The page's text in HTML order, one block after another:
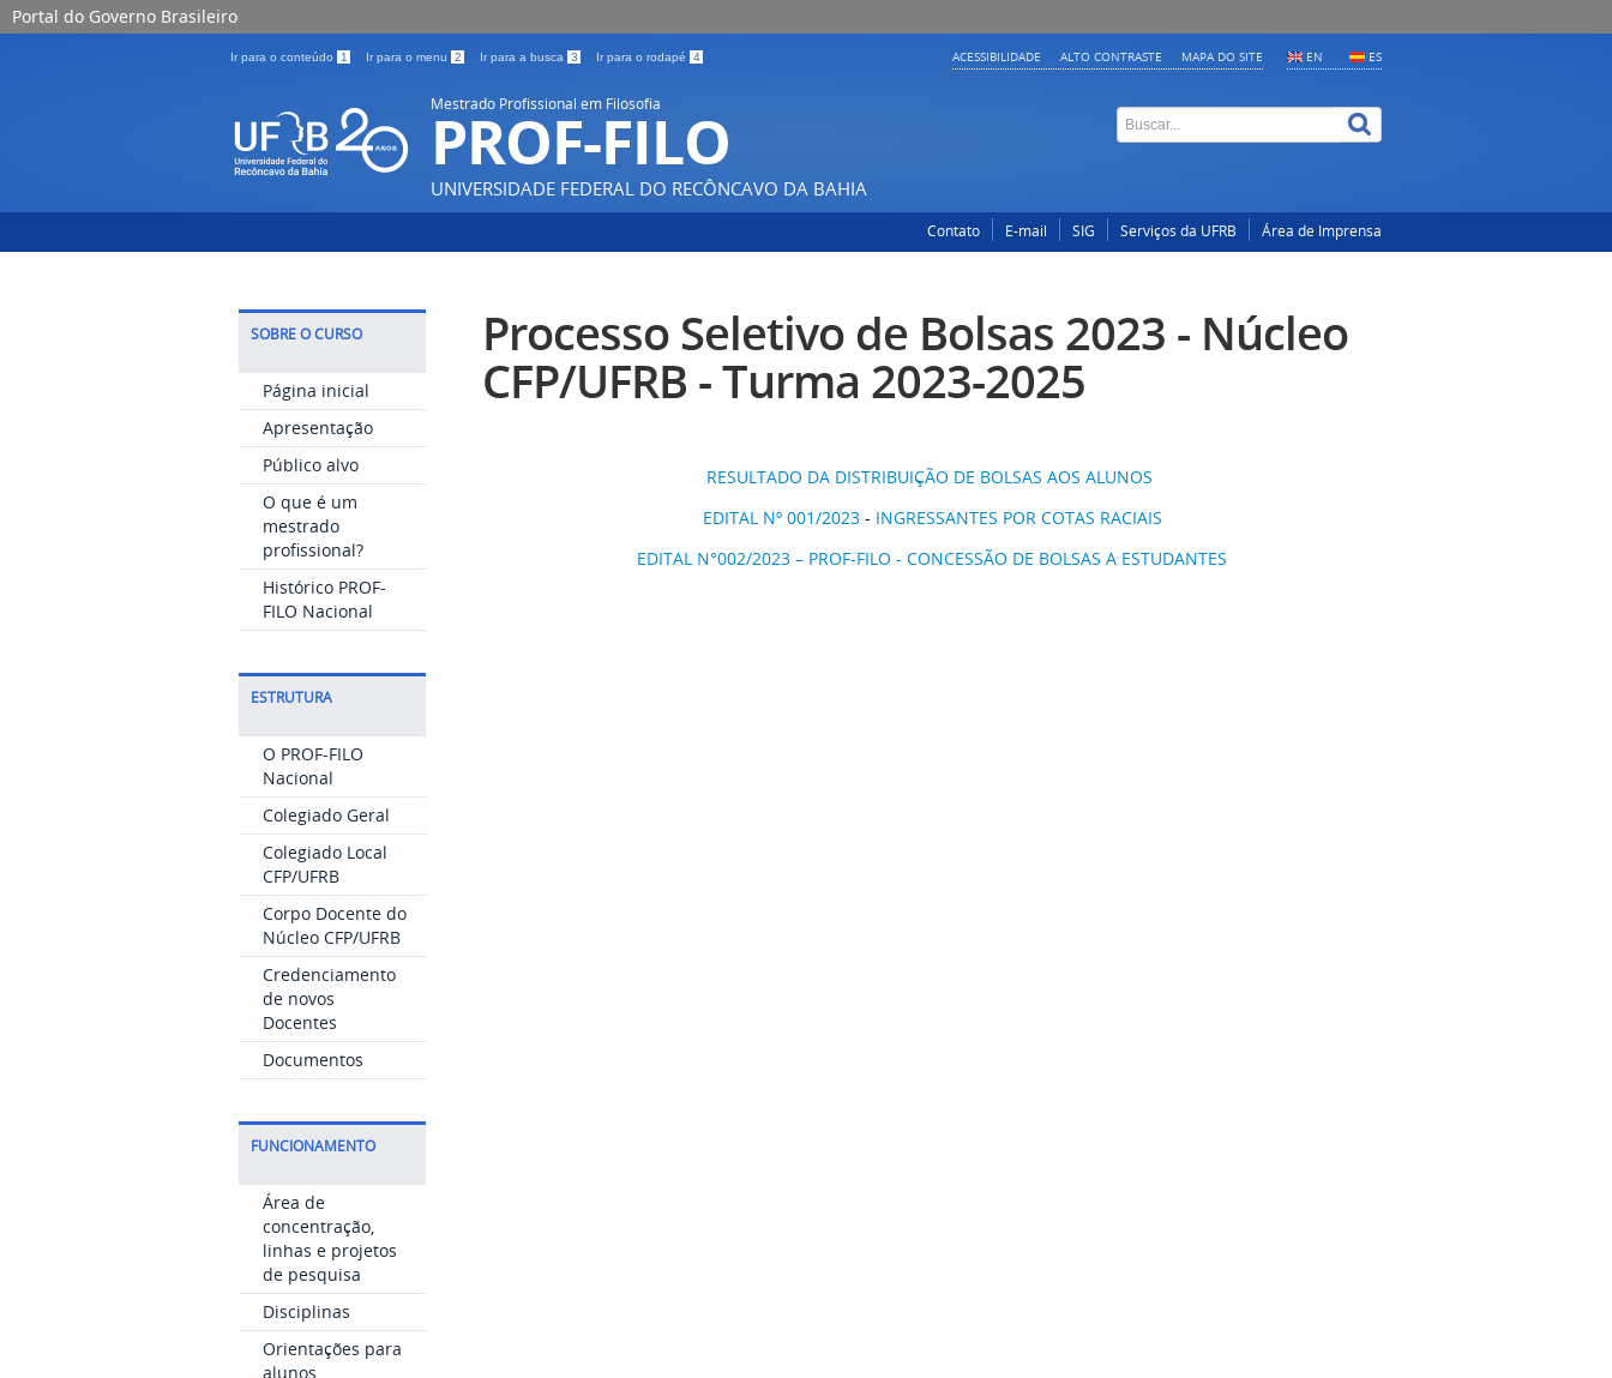
Portal do Governo Brasileiro
Ir para o conteúdo 1 Ir para o menu 2 Ir para a busca 3 Ir para o rodapé 4 EN ES
ACESSIBILIDADE ALTO CONTRASTE MAPA DO SITE
Mestrado Profissional em Filosofia
PROF-FILO
UNIVERSIDADE FEDERAL DO RECÔNCAVO DA BAHIA
Contato E-mail SIG Serviços da UFRB Área de Imprensa
SOBRE O CURSO
Página inicial
Apresentação
Público alvo
O que é um
mestrado
profissional?
Histórico PROF-
FILO Nacional
ESTRUTURA
O PROF-FILO
Nacional
Colegiado Geral
Colegiado Local
CFP/UFRB
Corpo Docente do
Núcleo CFP/UFRB
Credenciamento
de novos
Docentes
Documentos
FUNCIONAMENTO
Área de
concentração,
linhas e projetos
de pesquisa
Disciplinas
Orientações para
alunos
Processo Seletivo de Bolsas 2023 - Núcleo
CFP/UFRB - Turma 2023-2025
RESULTADO DA DISTRIBUIÇÃO DE BOLSAS AOS ALUNOS
EDITAL Nº 001/2023- INGRESSANTES POR COTAS RACIAIS
EDITAL N°002/2023 – PROF-FILO - CONCESSÃO DE BOLSAS A ESTUDANTES